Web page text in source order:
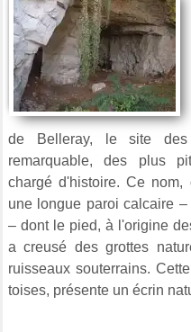
de Belleray, le site
remarquable, des plus
chargé d'histoire. Ce
une longue paroi calcaire
– dont le pied, à l'origine
a creusé des grottes
ruisseaux souterrains.
toises, présente un écrin